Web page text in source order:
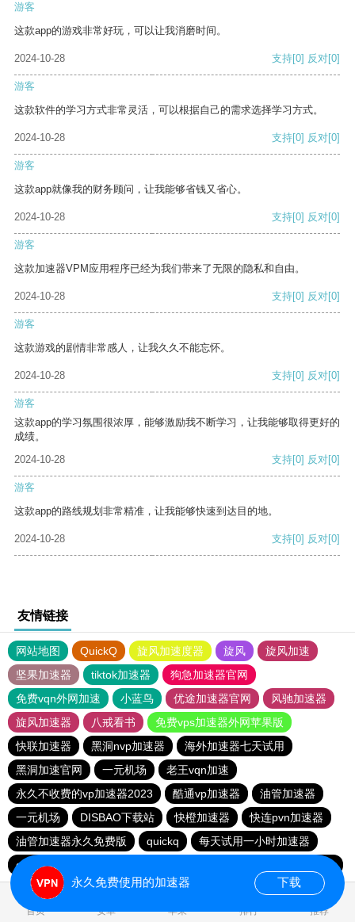
游客
这款app的游戏非常好玩，可以让我消磨时间。
2024-10-28 支持[0] 反对[0]
游客
这款软件的学习方式非常灵活，可以根据自己的需求选择学习方式。
2024-10-28 支持[0] 反对[0]
游客
这款app就像我的财务顾问，让我能够省钱又省心。
2024-10-28 支持[0] 反对[0]
游客
这款加速器VPM应用程序已经为我们带来了无限的隐私和自由。
2024-10-28 支持[0] 反对[0]
游客
这款游戏的剧情非常感人，让我久久不能忘怀。
2024-10-28 支持[0] 反对[0]
游客
这款app的学习氛围很浓厚，能够激励我不断学习，让我能够取得更好的
成绩。
2024-10-28
支持[0] 反对[0]
游客
这款app的路线规划非常精准，让我能够快速到达目的地。
2024-10-28 支持[0] 反对[0]
友情链接
网站地图 QuickQ 旋风加速度器 旋风
旋风加速
坚果加速器
tiktok加速器
狗急加速器官网
免费vqn外网加速
小蓝鸟 优途加速器官网
风驰加速器
旋风加速器
八戒看书
免费vps加速器外网苹果版
快联加速器
黑洞nvp加速器
海外加速器七天试用
黑洞加速官网
一元机场
老王vqn加速
永久不收费的vp加速器2023
酷通vp加速器
油管加速器
一元机场
DISBAO下载站 快橙加速器
快连pvn加速器
油管加速器永久免费版
quickq
每天试用一小时加速器
quickq
186下载站
首页 安卓 苹果 排行 推荐
永久免费使用的加速器 下载
0.036682s